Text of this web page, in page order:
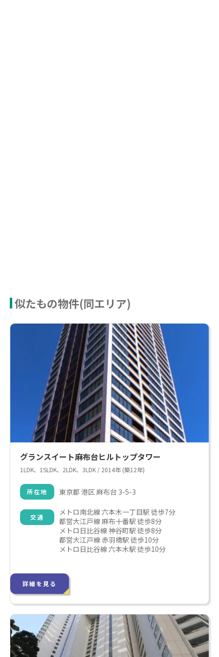
似たもの物件(同エリア)
グランスイート麻布台ヒルトップタワー
1LDK、1SLDK、2LDK、3LDK / 2014年 (築12年)
所在地 東京都 港区 麻布台 3-5-3
交通
メトロ南北線 六本木一丁目駅 徒歩7分
都営大江戸線 麻布十番駅 徒歩8分
メトロ日比谷線 神谷町駅 徒歩8分
都営大江戸線 赤羽橋駅 徒歩10分
メトロ日比谷線 六本木駅 徒歩10分
詳細を見る